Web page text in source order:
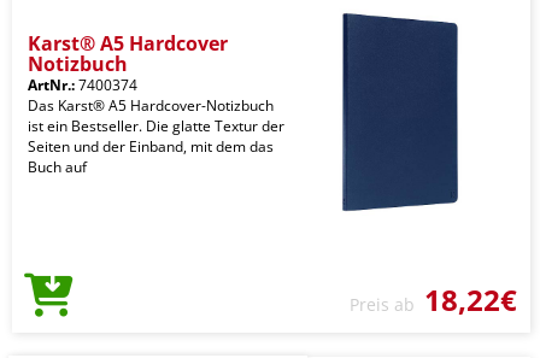
Karst® A5 Hardcover
Notizbuch
ArtNr.:7400374
Das Karst® A5 Hardcover-Notizbuch
ist ein Bestseller. Die glatte Textur der
Seiten und der Einband, mit dem das
Buch auf
Preis ab 18,22€